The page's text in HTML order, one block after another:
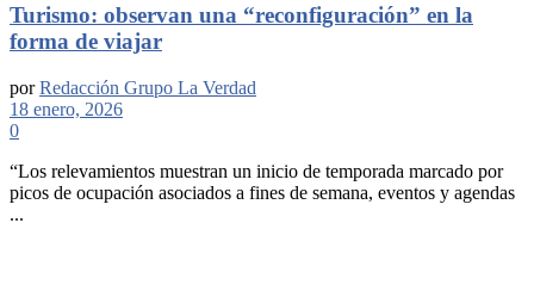
Turismo: observan una “reconfiguración” en la
forma de viajar
por Redacción Grupo La Verdad
18 enero, 2026
0
“Los relevamientos muestran un inicio de temporada marcado por
picos de ocupación asociados a fines de semana, eventos y agendas
...